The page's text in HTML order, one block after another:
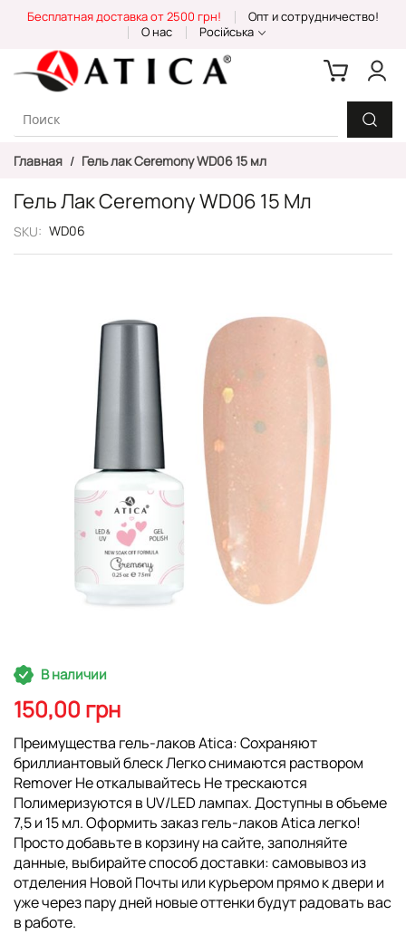
Content
Бесплатная доставка от 2500 грн!
Опт и сотрудничество!
О нас
Російська
Главная Гель лак Ceremony WD06 15 мл
Гель Лак Ceremony WD06 15 Мл
SKU WD06
изображений
Перейти
к
началу
галереи
изображений
В наличии
150,00 грн
Преимущества гель-лаков Atica: Сохраняют
бриллиантовый блеск Легко снимаются раствором
Remover Не откалывайтесь Не трескаются
Полимеризуются в UV/LED лампах. Доступны в объеме
7,5 и 15 мл. Оформить заказ гель-лаков Atica легко!
Просто добавьте в корзину на сайте, заполняйте
данные, выбирайте способ доставки: самовывоз из
отделения Новой Почты или курьером прямо к двери и
уже через пару дней новые оттенки будут радовать вас
в работе.